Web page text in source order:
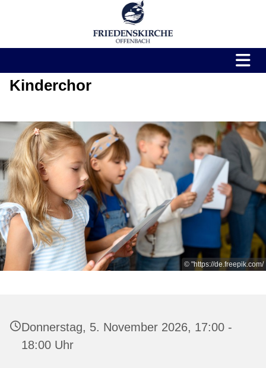
Kinderchor
© "https://de.freepik.com/
Donnerstag, 5. November 2026, 17:00 -
18:00 Uhr